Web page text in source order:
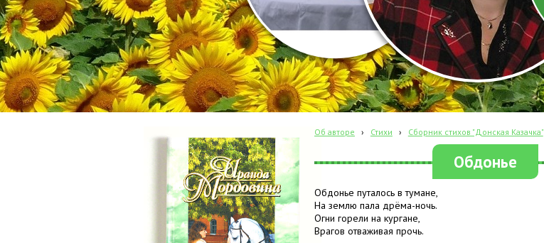
Об авторе › Стихи › Сборник стихов "Донская Казачка"
Обдонье
Обдонье путалось в тумане,
На землю пала дрёма-ночь.
Огни горели на кургане,
Врагов отваживая прочь.